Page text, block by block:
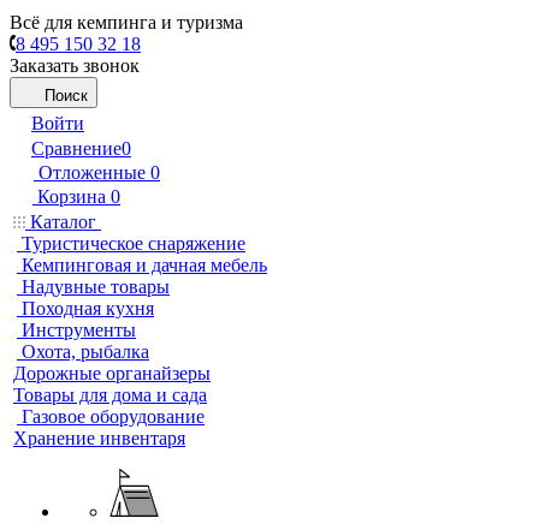
Всё для кемпинга и туризма
8 495 150 32 18
Заказать звонок
Поиск
Войти
Сравнение0
Отложенные 0
Корзина 0
Каталог
Туристическое снаряжение
Кемпинговая и дачная мебель
Надувные товары
Походная кухня
Инструменты
Охота, рыбалка
Дорожные органайзеры
Товары для дома и сада
Газовое оборудование
Хранение инвентаря